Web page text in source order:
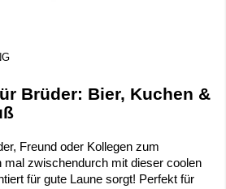
Brüder: Bier, Kuchen &
Freund oder Kollegen zum
mal zwischendurch mit dieser coolen
für gute Laune sorgt! Perfekt für